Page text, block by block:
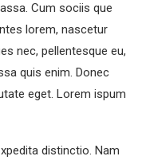
Cum sociis que
lorem, nascetur
nec, pellentesque eu,
quis enim. Donec
eget. Lorem ispum
distinctio. Nam